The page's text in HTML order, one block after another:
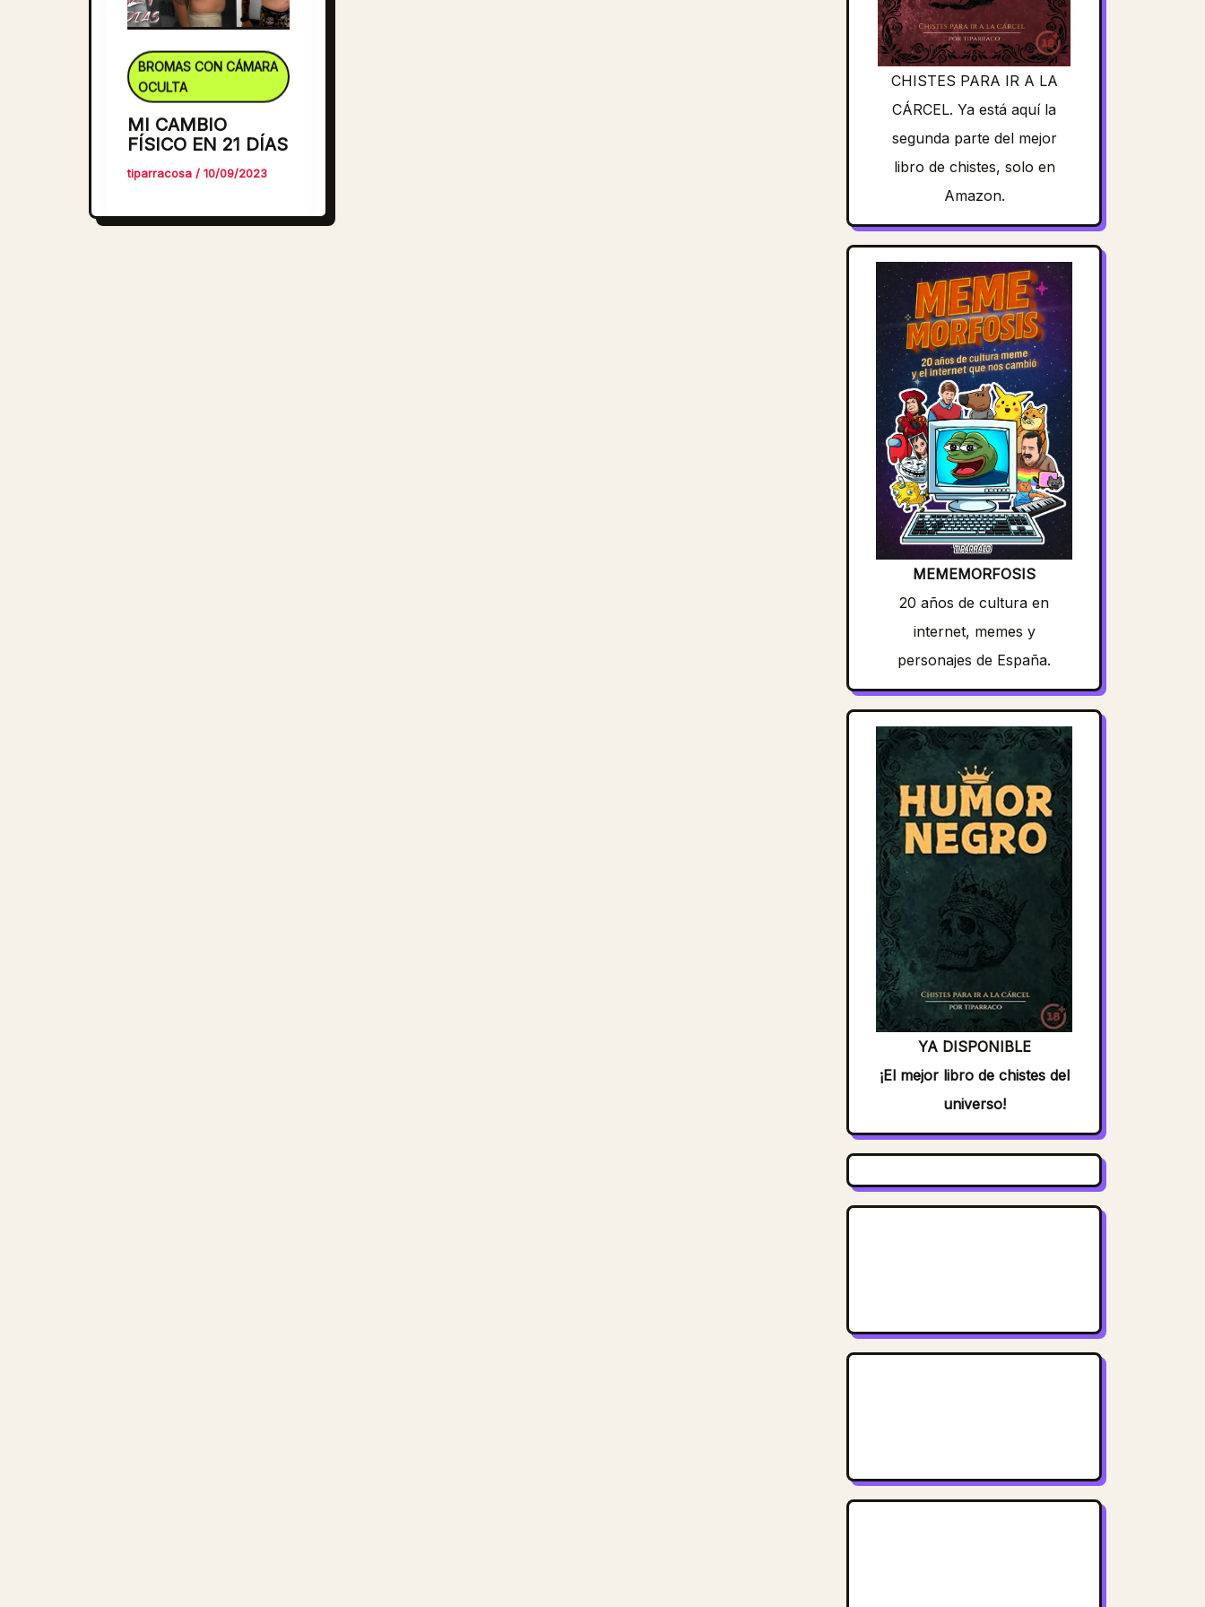
BROMAS CON CÁMARA
OCULTA
MI CAMBIO
FÍSICO EN 21 DÍAS
tiparracosa / 10/09/2023
CHISTES PARA IR A LA
CÁRCEL. Ya está aquí la
segunda parte del mejor
libro de chistes, solo en
Amazon.
MEMEMORFOSIS
20 años de cultura en
internet, memes y
personajes de España.
YA DISPONIBLE
¡El mejor libro de chistes del
universo!